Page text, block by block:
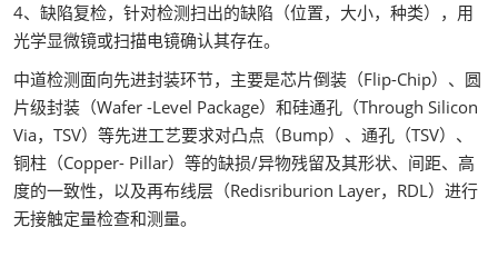
4、缺陷复检，针对检测扫出的缺陷（位置，大小，种类），用
光学显微镜或扫描电镜确认其存在。
中道检测面向先进封装环节，主要是芯片倒装（Flip-Chip）、圆
片级封装（Wafer -Level Package）和硅通孔（Through Silicon
Via，TSV）等先进工艺要求对凸点（Bump）、通孔（TSV）、
铜柱（Copper- Pillar）等的缺损/异物残留及其形状、间距、高
度的一致性，以及再布线层（Redisriburion Layer，RDL）进行
无接触定量检查和测量。